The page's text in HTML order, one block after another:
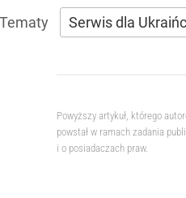
Serwis dla
Powyższy artykuł, którego
powstał w ramach zadania
i o posiadaczach praw.